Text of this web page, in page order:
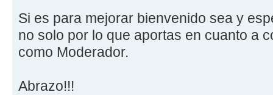
Si es para mejorar bienvenido sea y
no solo por lo que aportas en cuanto a
como Moderador.
Abrazo!!!